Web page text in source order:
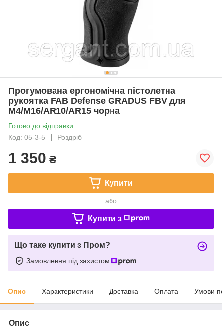
Прогумована ергономічна пістолетна
рукоятка FAB Defense GRADUS FBV для
M4/M16/AR10/AR15 чорна
Готово до відправки
Код: 05-3-5
Роздріб
1 350 ₴
Купити
або
Купити з
Що таке купити з Пром?
Замовлення під захистом
Опис Характеристики Доставка Оплата Умови
Опис